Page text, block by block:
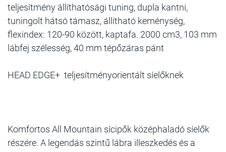
teljesítmény állíthatósági tuning, dupla kantni,
tuningolt hátsó támasz, állítható keménység,
flexindex: 120-90 között, kaptafa. 2000 cm3, 103 mm
lábfej szélesség, 40 mm tépőzáras pánt
HEAD EDGE+ teljesítményorientált síelőknek
Komfortos All Mountain sícipők középhaladó síelők
részére. A legendás szintű lábra illeszkedés és a